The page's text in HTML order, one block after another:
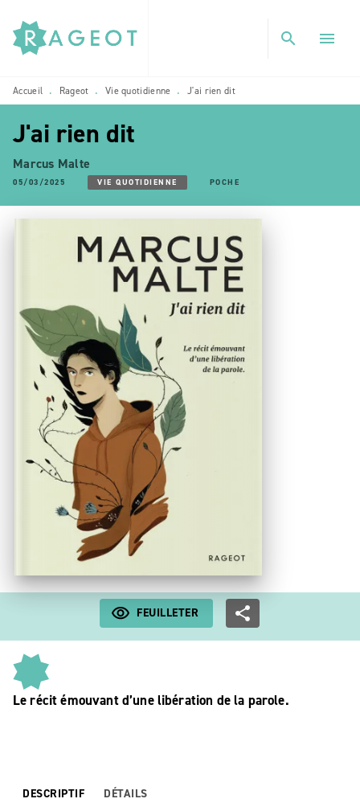
MENU RECHERCHE
PIED DE PAGE
search menu
Accueil • Rageot • Vie quotidienne • J'ai rien dit
J'ai rien dit
Marcus Malte
05/03/2025 VIE QUOTIDIENNE POCHE
FEUILLETER
Le récit émouvant d’une libération de la parole.
DESCRIPTIF DÉTAILS